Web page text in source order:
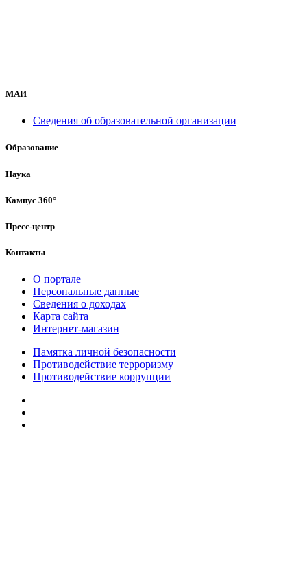
МАИ
Сведения об образовательной организации
Образование
Наука
Кампус 360°
Пресс-центр
Контакты
О портале
Персональные данные
Сведения о доходах
Карта сайта
Интернет-магазин
Памятка личной безопасности
Противодействие терроризму
Противодействие коррупции